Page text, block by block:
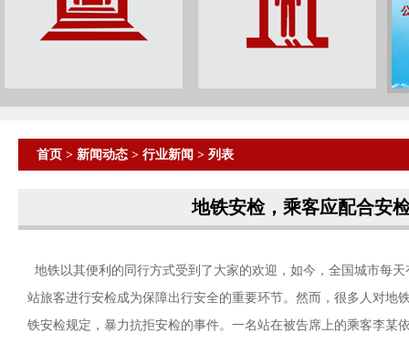
首页 > 新闻动态 > 行业新闻 > 列表
地铁安检，乘客应配合安
地铁以其便利的同行方式受到了大家的欢迎，如今，全国城市每
站旅客进行安检成为保障出行安全的重要环节。然而，很多人对
铁安检规定，暴力抗拒安检的事件。一名站在被告席上的乘客李